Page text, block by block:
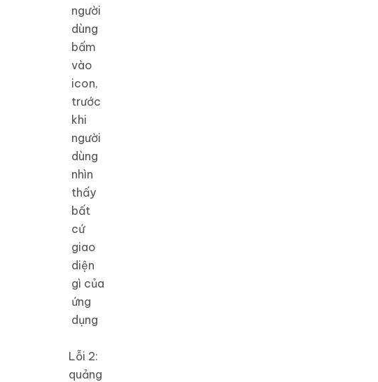
người
dùng
bấm
vào
icon,
trước
khi
người
dùng
nhìn
thấy
bất
cứ
giao
diện
gì của
ứng
dụng
Lỗi 2:
quảng